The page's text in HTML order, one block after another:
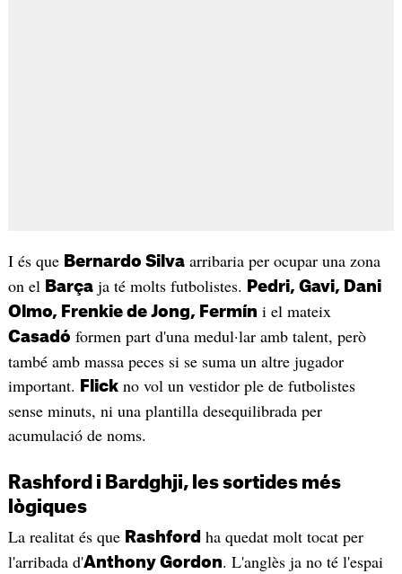
I és que Bernardo Silvaarribaria per ocupar una zona
on el Barçaja té molts futbolistes.
Pedri, Gavi, Dani
Olmo, Frenkie de Jong, Fermín i el mateix
Casadó formen part d'una medul·lar amb talent, però
també amb massa peces si se suma un altre jugador
important.
Flickno vol un vestidor ple de futbolistes
sense minuts, ni una plantilla desequilibrada per
acumulació de noms.
Rashford i Bardghji, les sortides més
lògiques
La realitat és que Rashford ha quedat molt tocat per
l'arribada d'Anthony Gordon. L'anglès ja no té l'espai